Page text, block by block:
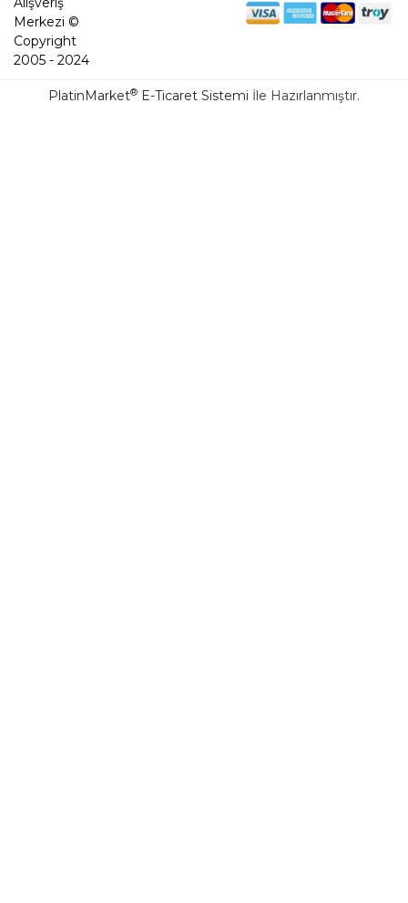
Merkezi ©
Copyright
2005 - 2024
PlatinMarket® E-Ticaret Sistemi İle Hazırlanmıştır.